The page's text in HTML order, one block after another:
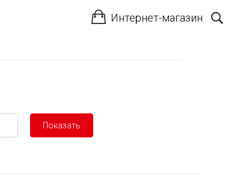
Интернет-магазин
Показать